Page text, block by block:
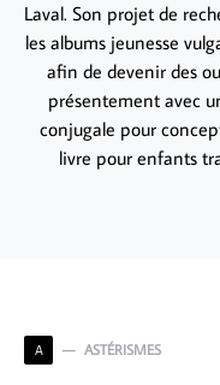
Laval. Son projet de
les albums jeunesse
afin de devenir des
présentement avec
conjugale pour
livre pour enfants
A ASTÉRISMES